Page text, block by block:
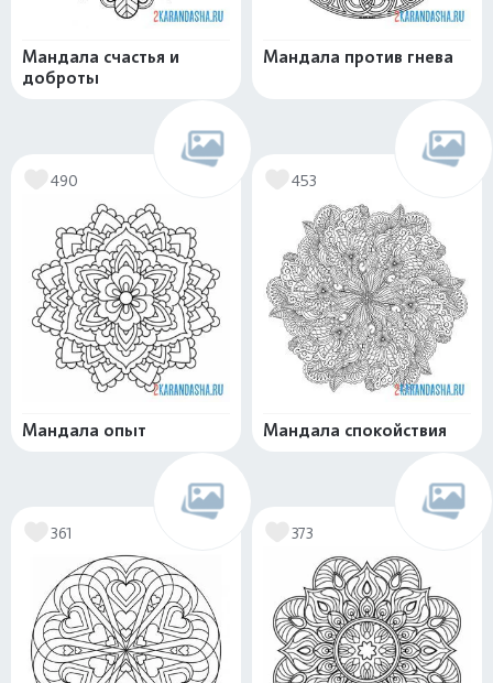
Мандала счастья и
доброты
Мандала против гнева
490
Мандала опыт
453
Мандала спокойствия
361 373